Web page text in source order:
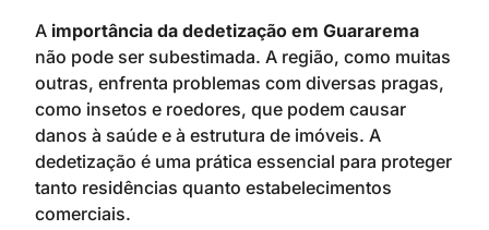
A importância da dedetização em Guararema
não pode ser subestimada. A região, como muitas
outras, enfrenta problemas com diversas pragas,
como insetos e roedores, que podem causar
danos à saúde e à estrutura de imóveis. A
dedetização é uma prática essencial para proteger
tanto residências quanto estabelecimentos
comerciais.